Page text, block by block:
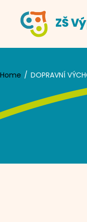
content
ZŠ
Home DOPRAVNÍ